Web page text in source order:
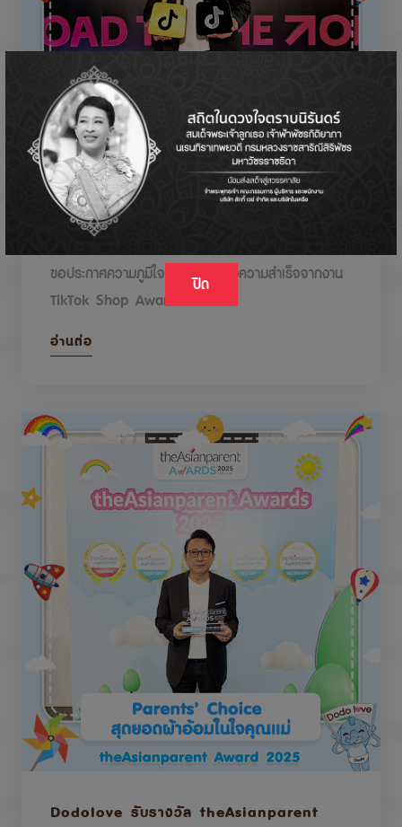
ปิด
DODOLOVE รับรางวัลในงาน TikTok Shop
Awards 2026
ขอประกาศความภูมิใจกับรางวัลแห่งความสำเร็จจากงาน
TikTok Shop Awards 2026
อ่านต่อ
Dodolove รับรางวัล theAsianparent